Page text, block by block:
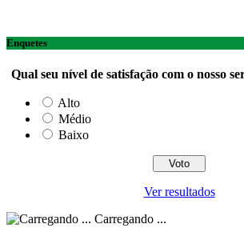
Enquetes
Qual seu nível de satisfação com o nosso
Alto
Médio
Baixo
Ver resultados
Carregando ...